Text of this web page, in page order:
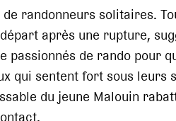
randonneurs solitaires.
après une rupture,
passionnés de rando pour
qui sentent fort sous leurs
du jeune Malouin